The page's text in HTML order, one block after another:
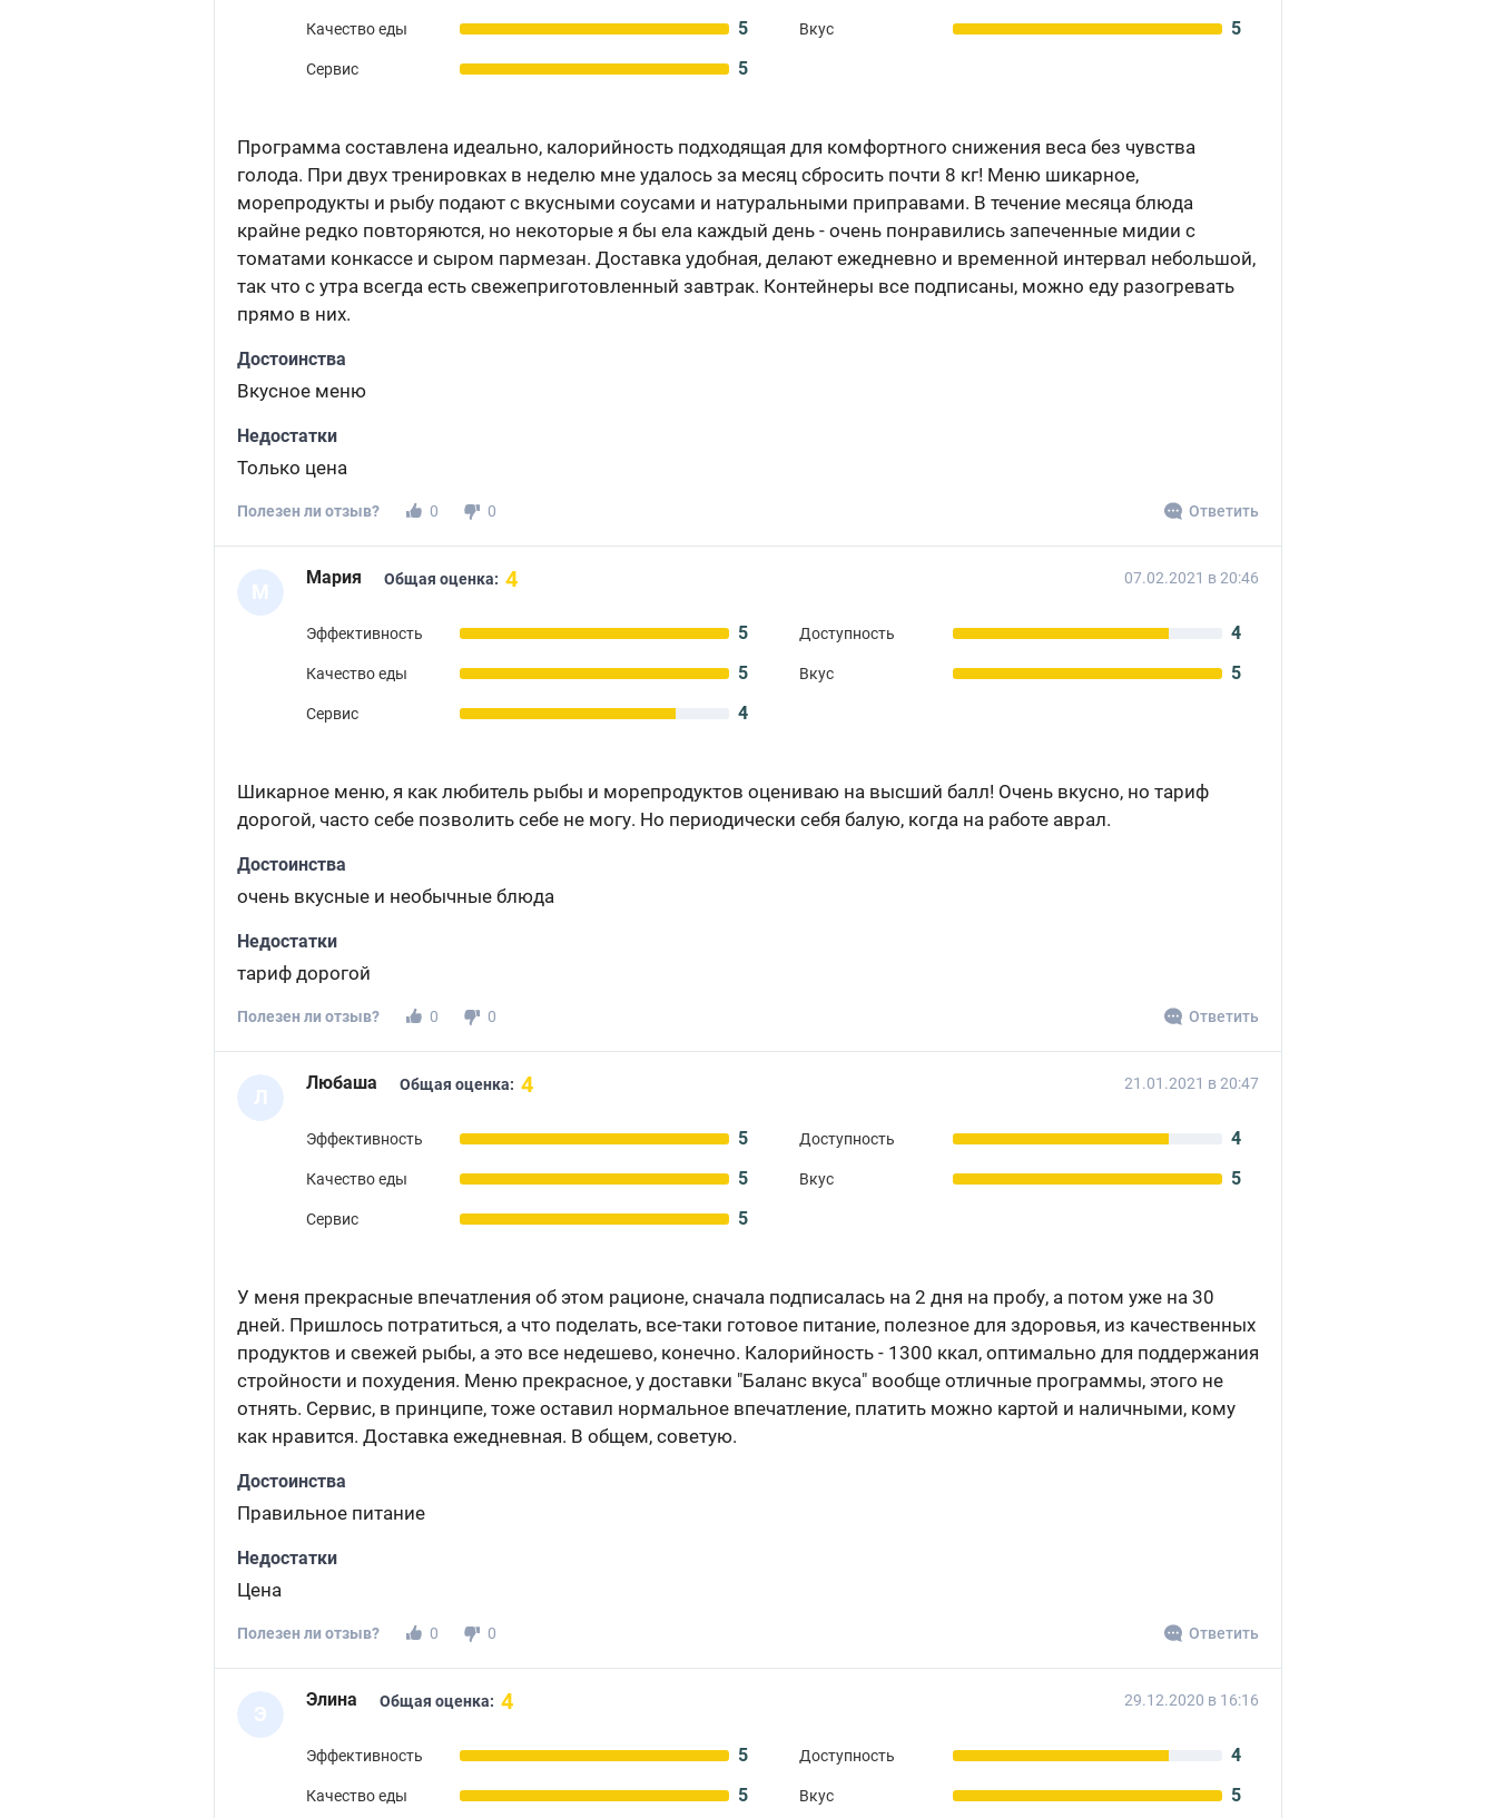
Качество еды 5 Вкус 5
Сервис 5
Программа составлена идеально, калорийность подходящая для комфортного снижения веса без чувства
голода. При двух тренировках в неделю мне удалось за месяц сбросить почти 8 кг! Меню шикарное,
морепродукты и рыбу подают с вкусными соусами и натуральными приправами. В течение месяца блюда
крайне редко повторяются, но некоторые я бы ела каждый день - очень понравились запеченные мидии с
томатами конкассе и сыром пармезан. Доставка удобная, делают ежедневно и временной интервал небольшой,
так что с утра всегда есть свежеприготовленный завтрак. Контейнеры все подписаны, можно еду разогревать
прямо в них.
Достоинства
Вкусное меню
Недостатки
Только цена
Полезен ли отзыв? 0 0 Ответить
М
Мария Общая оценка: 4 07.02.2021 в 20:46
Эффективность 5 Доступность 4
Качество еды 5 Вкус 5
Сервис 4
Шикарное меню, я как любитель рыбы и морепродуктов оцениваю на высший балл! Очень вкусно, но тариф
дорогой, часто себе позволить себе не могу. Но периодически себя балую, когда на работе аврал.
Достоинства
очень вкусные и необычные блюда
Недостатки
тариф дорогой
Полезен ли отзыв? 0 0 Ответить
Л
Любаша Общая оценка: 4 21.01.2021 в 20:47
Эффективность 5 Доступность 4
Качество еды 5 Вкус 5
Сервис 5
У меня прекрасные впечатления об этом рационе, сначала подписалась на 2 дня на пробу, а потом уже на 30
дней. Пришлось потратиться, а что поделать, все-таки готовое питание, полезное для здоровья, из качественных
продуктов и свежей рыбы, а это все недешево, конечно. Калорийность - 1300 ккал, оптимально для поддержания
стройности и похудения. Меню прекрасное, у доставки "Баланс вкуса" вообще отличные программы, этого не
отнять. Сервис, в принципе, тоже оставил нормальное впечатление, платить можно картой и наличными, кому
как нравится. Доставка ежедневная. В общем, советую.
Достоинства
Правильное питание
Недостатки
Цена
Полезен ли отзыв? 0 0 Ответить
Э
Элина Общая оценка: 4 29.12.2020 в 16:16
Эффективность 5 Доступность 4
Качество еды 5 Вкус 5